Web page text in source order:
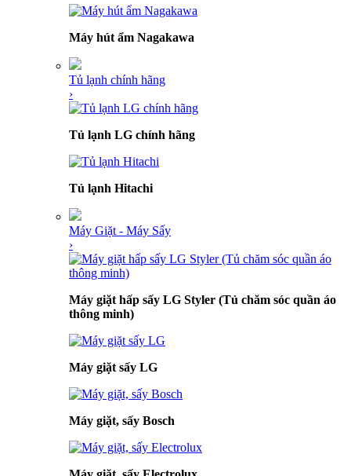
Máy hút ẩm Nagakawa
Tủ lạnh chính hãng
›
Tủ lạnh LG chính hãng
Tủ lạnh Hitachi
Máy Giặt - Máy Sấy
›
Máy giặt hấp sấy LG Styler (Tủ chăm sóc quần áo
thông minh)
Máy giặt sấy LG
Máy giặt, sấy Bosch